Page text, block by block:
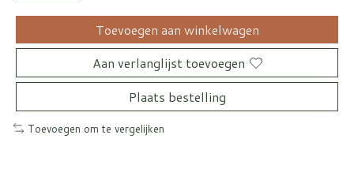
Toevoegen aan winkelwagen
Aan verlanglijst toevoegen
Plaats bestelling
Toevoegen om te vergelijken